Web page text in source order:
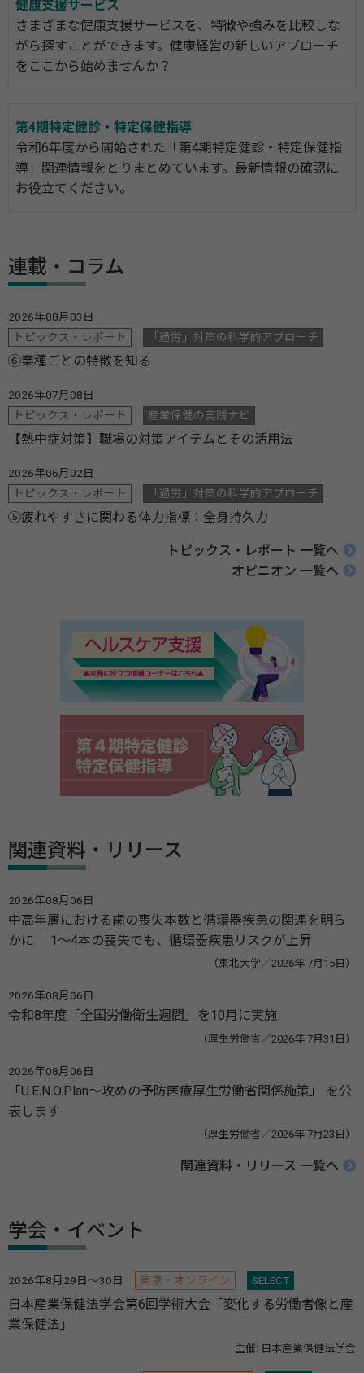
健康支援サービス
さまざまな健康支援サービスを、特徴や強みを比較しな
がら探すことができます。健康経営の新しいアプローチ
をここから始めませんか？
第4期特定健診・特定保健指導
令和6年度から開始された「第4期特定健診・特定保健指
導」関連情報をとりまとめています。最新情報の確認に
お役立てください。
連載・コラム
2026年08月03日
トピックス・レポート
「過労」対策の科学的アプローチ
⑥業種ごとの特徴を知る
2026年07月08日
トピックス・レポート
産業保健の実践ナビ
【熱中症対策】職場の対策アイテムとその活用法
2026年06月02日
トピックス・レポート
「過労」対策の科学的アプローチ
⑤疲れやすさに関わる体力指標：全身持久力
トピックス・レポート 一覧へ
オピニオン 一覧へ
関連資料・リリース
2026年08月06日
中高年層における歯の喪失本数と循環器疾患の関連を明ら
かに 1～4本の喪失でも、循環器疾患リスクが上昇
（東北大学／2026年 7月15日）
2026年08月06日
令和8年度「全国労働衛生週間」を10月に実施
（厚生労働省／2026年 7月31日）
2026年08月06日
「U.E.N.O.Plan～攻めの予防医療厚生労働省関係施策」 を公
表します
（厚生労働省／2026年 7月23日）
関連資料・リリース 一覧へ
学会・イベント
2026年8月29日～30日 東京・オンライン SELECT
日本産業保健法学会第6回学術大会「変化する労働者像と産
業保健法」
主催: 日本産業保健法学会